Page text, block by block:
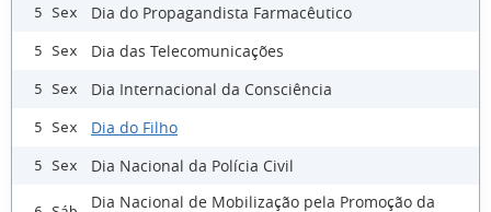
5 Sex Dia do Propagandista Farmacêutico
5 Sex Dia das Telecomunicações
5 Sex Dia Internacional da Consciência
5 Sex Dia do Filho
5 Sex Dia Nacional da Polícia Civil
Dia Nacional de Mobilização pela Promoção da